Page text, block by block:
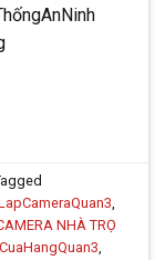
,
NHÀ TRỌ
,